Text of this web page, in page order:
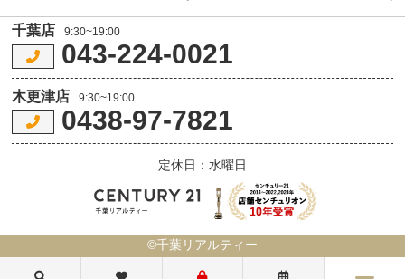
千葉店 9:30~19:00
043-224-0021
木更津店 9:30~19:00
0438-97-7821
定休日：水曜日
©千葉リアルティー